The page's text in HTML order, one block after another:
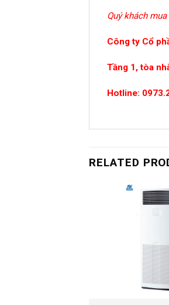
Quý khách
Công ty Cổ
Tầng 1, tòa
Hotline:
RELATED